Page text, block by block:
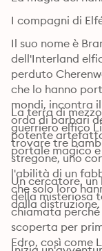
I compagni di
Il suo nome è
dell'Interland
perduto
che lo hanno
mondi, incontra
orda di barbari
potente
portale magico
La terra di
guerriero elfico
trovare tre
stregone, uno
l'abilità di un
che solo loro
dalla
Un cercatore, un
della misteriosa
chiamata perché
scoperta per
Edro, così come